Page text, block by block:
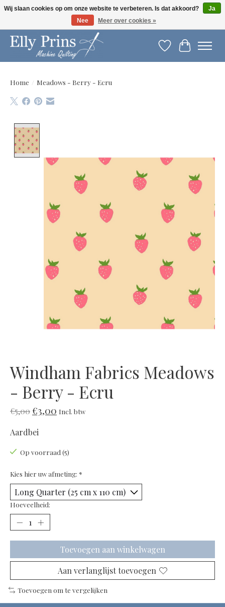
Let op: gewijzigde openingstijden!
Verlanglijst
Home / Meadows - Berry - Ecru
Windham Fabrics Meadows
- Berry - Ecru
€5,00€3,00 Incl. btw
Aardbei
Op voorraad (5)
Kies hier uw afmeting: *
Hoeveelheid:
Toevoegen aan winkelwagen
Aan verlanglijst toevoegen
Toevoegen om te vergelijken
Wij slaan cookies op om onze website te verbeteren. Is dat akkoord?
Ja
Nee
Meer over cookies »